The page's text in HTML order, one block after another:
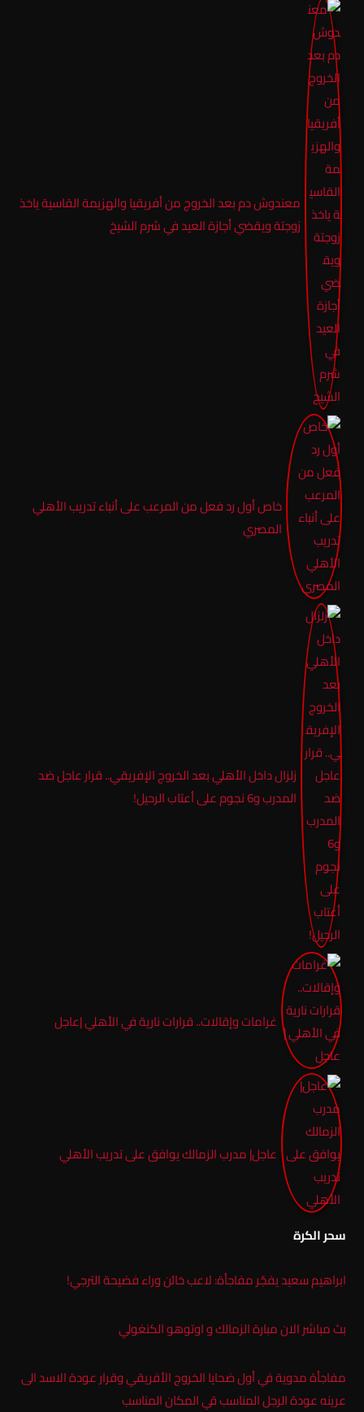
معندوش دم بعد الخروج من أفريقيا والهزيمة القاسية ياخذ
زوجتة ويقضي أجازة العيد في شرم الشيخ
خاص أول رد فعل من المرعب على أنباء تدريب الأهلي
المصري
زلزال داخل الأهلي بعد الخروج الإفريقي.. قرار عاجل ضد
المدرب و6 نجوم على أعتاب الرحيل!
غرامات وإقالات.. قرارات نارية في الأهلي |عاجل
عاجل| مدرب الزمالك يوافق على تدريب الأهلي
سحر الكرة
ابراهيم سعيد يفجّر مفاجأة: لاعب خائن وراء فضيحة الترجي!
بث مباشر الان مبارة الزمالك و اوتوهو الكنغولي
مفاجأة مدوية في أول ضحايا الخروج الأفريقي وقرار عودة الاسد الى
عرينه عودة الرجل المناسب قي المكان المناسب